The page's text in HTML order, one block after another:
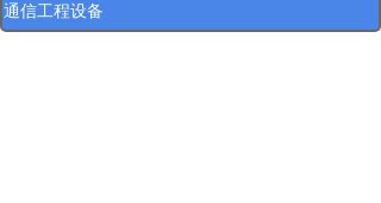
通信工程设备